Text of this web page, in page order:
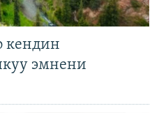
кендин
эмнени